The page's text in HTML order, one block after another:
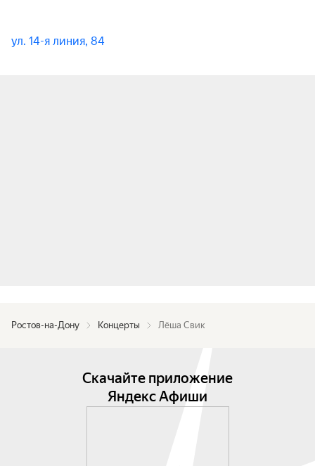
ул. 14-я линия, 84
Ростов-на-Дону Концерты Лёша Свик
Скачайте приложение
Яндекс Афиши